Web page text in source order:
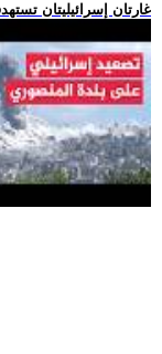
.. غارتان إسرائيليتان